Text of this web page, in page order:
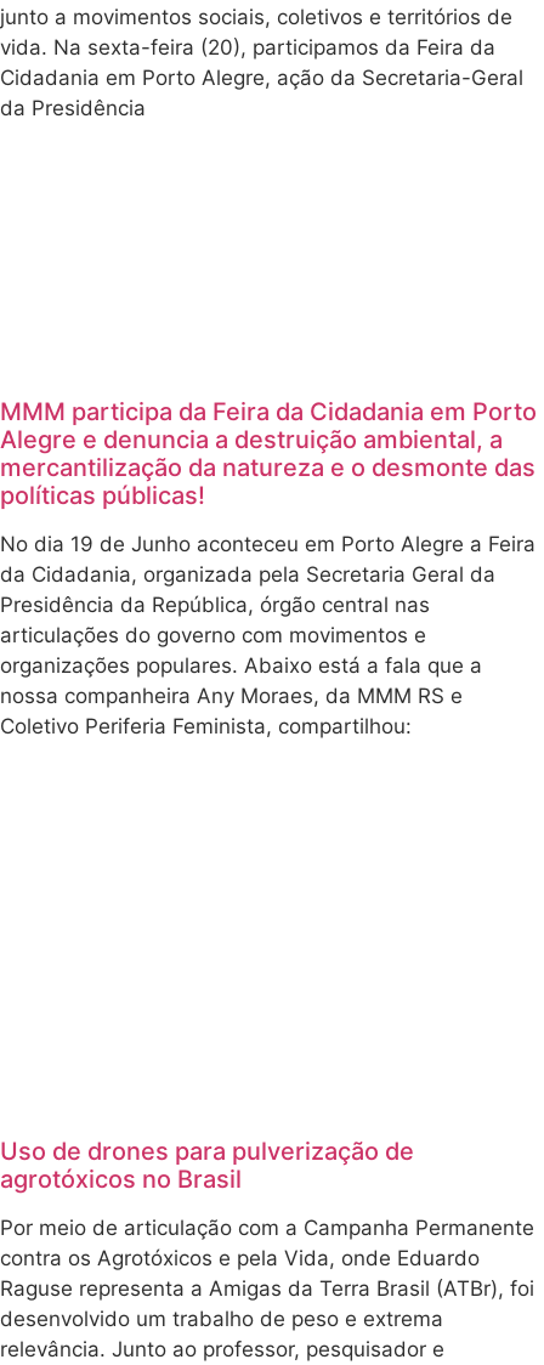
junto a movimentos sociais, coletivos e territórios de
vida. Na sexta-feira (20), participamos da Feira da
Cidadania em Porto Alegre, ação da Secretaria-Geral
da Presidência
MMM participa da Feira da Cidadania em Porto
Alegre e denuncia a destruição ambiental, a
mercantilização da natureza e o desmonte das
políticas públicas!
No dia 19 de Junho aconteceu em Porto Alegre a Feira
da Cidadania, organizada pela Secretaria Geral da
Presidência da República, órgão central nas
articulações do governo com movimentos e
organizações populares. Abaixo está a fala que a
nossa companheira Any Moraes, da MMM RS e
Coletivo Periferia Feminista, compartilhou:
Uso de drones para pulverização de
agrotóxicos no Brasil
Por meio de articulação com a Campanha Permanente
contra os Agrotóxicos e pela Vida, onde Eduardo
Raguse representa a Amigas da Terra Brasil (ATBr), foi
desenvolvido um trabalho de peso e extrema
relevância. Junto ao professor, pesquisador e